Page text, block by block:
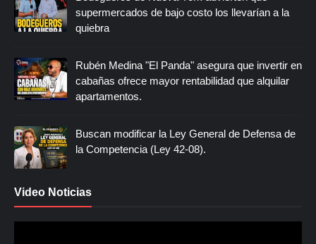
supermercados de bajo costo los llevarían a la
quiebra
Rubén Medina "El Panda" asegura que invertir en
cabañas ofrece mayor rentabilidad que alquilar
apartamentos.
Buscan modificar la Ley General de Defensa de
la Competencia (Ley 42-08).
Video Noticias